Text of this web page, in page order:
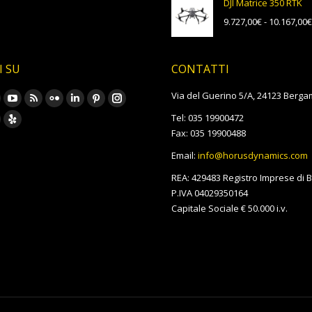
6.956,00€.
DJI Matrice 350 RTK
9.727,00€- 10.167,00€
SU
su:
YouTube
page
Rss FlickrLinkedinPinterestInstagram
Yelp
CONTATTI
Via del Guerino 5/A, 24123
Tel: 035 19900472
Fax: 035 19900488
Email: info@horusdynamics.com
REA: 429483 Registro Imprese di
P.IVA 04029350164
Capitale Sociale € 50.000 i.v.